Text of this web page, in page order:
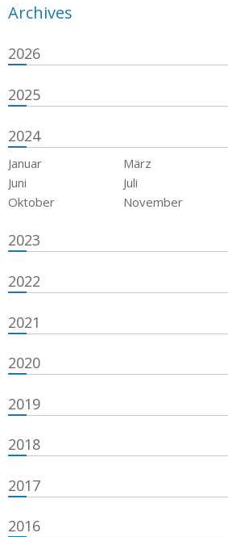
Archives
2026
2025
2024
Januar März
Juni
Juli
Oktober
November
2023
2022
2021
2020
2019
2018
2017
2016